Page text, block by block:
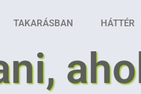
TAKARÁSBAN HÁTTÉR